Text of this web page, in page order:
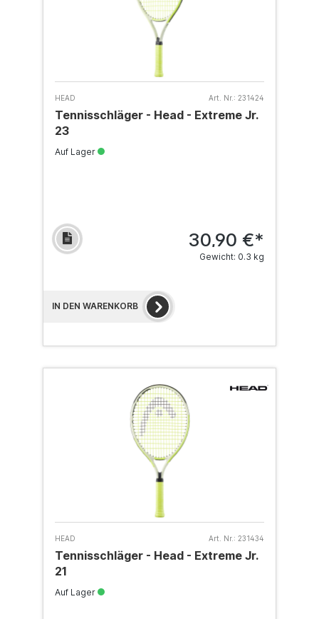
HEAD Art. Nr.: 231424
Tennisschläger - Head - Extreme Jr.
23
Auf Lager
30,90 €*
Gewicht: 0.3 kg
IN DEN WARENKORB
HEAD Art. Nr.: 231434
Tennisschläger - Head - Extreme Jr.
21
Auf Lager